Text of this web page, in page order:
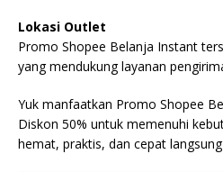
Lokasi Outlet
Promo Shopee Belanja Instant
yang mendukung layanan
Yuk manfaatkan Promo Shopee
Diskon 50% untuk memenuhi
hemat, praktis, dan cepat